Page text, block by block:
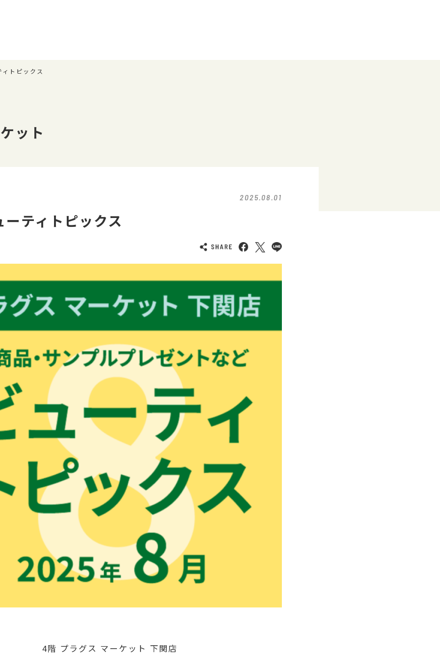
トピックス
ット
2025.08.01
ティトピックス
4階 プラグス マーケット 下関店